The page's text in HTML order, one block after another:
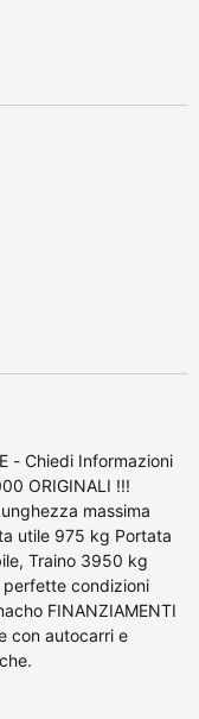
- Chiedi Informazioni
ORIGINALI !!!
massima
utile 975 kg Portata
Traino 3950 kg
perfette condizioni
FINANZIAMENTI
con autocarri e